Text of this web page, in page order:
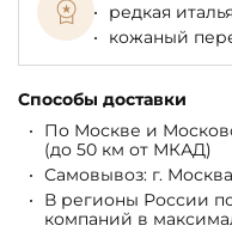
редкая
кожаный
Способы доставки
По Москве и
(до 50 км от МКАД)
Самовывоз: г.
В регионы России
компаний в